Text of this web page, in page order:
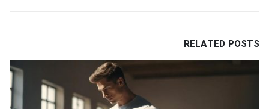
RELATED POSTS